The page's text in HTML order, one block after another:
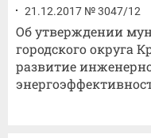
21.12.2017 № 3047/12
Об утверждении
городского округа
развитие